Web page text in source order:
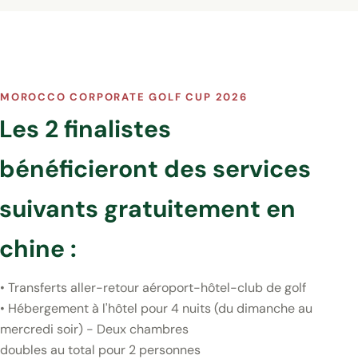
MOROCCO CORPORATE GOLF CUP 2026
Les 2 finalistes
bénéficieront des services
suivants gratuitement en
chine :
• Transferts aller-retour aéroport-hôtel-club de golf
• Hébergement à l'hôtel pour 4 nuits (du dimanche au
mercredi soir) - Deux chambres
doubles au total pour 2 personnes